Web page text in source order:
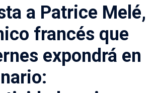
DISEÑO Y ESTUDIOS URBANOS
a Patrice Melé,
francés que
expondrá en